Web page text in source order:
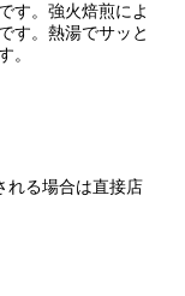
す。強火焙煎によ
す。熱湯でサッと
。
れる場合は直接店